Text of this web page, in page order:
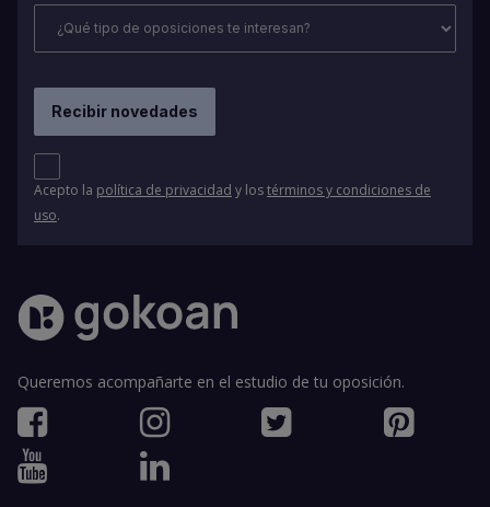
Acepto la política de privacidad y lostérminos y condiciones de
uso.
Queremos acompañarte en el estudio de tu oposición.